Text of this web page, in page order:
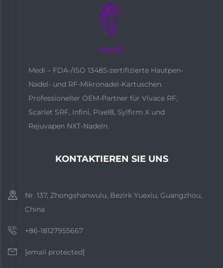
Medi – FDA-/ISO 13485-zertifizierte Hautpen-
Nadel- und RF-Mikronadel-Kartuschen.
Professioneller OEM-Partner für Vivace RF,
Scarlet SRF, Infini, Pixel8, Sylfirm X und
Rejuvapen NXT-Nadeln.
KONTAKTIEREN SIE UNS
Nr. 137, Zhongshanwulu, Bezirk Yuexiu, Guangzhou,
China
+86-18127955667
[email protected]